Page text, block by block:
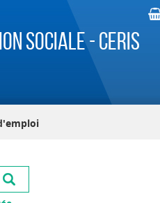
Sociale - CERIS